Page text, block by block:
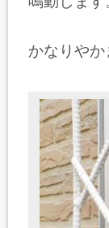
かなりやか